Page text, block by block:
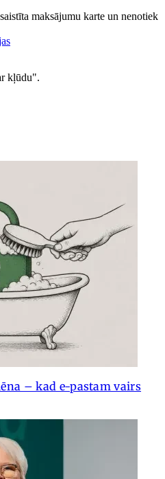
maksājumu karte un nenotiek
kļūdu".
– kad e-pastam vairs